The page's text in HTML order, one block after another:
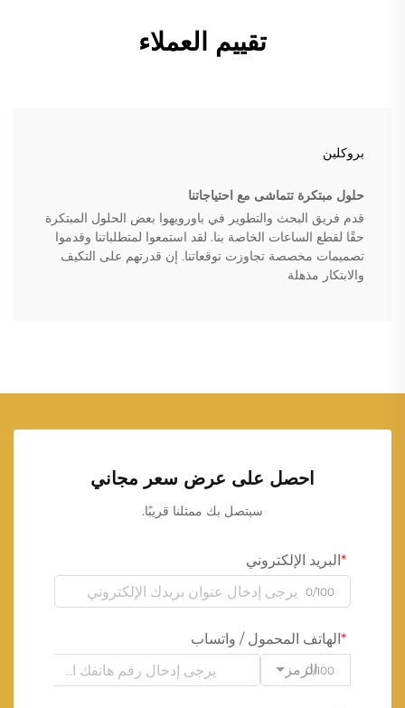
تقييم العملاء
بروكلين
حلول مبتكرة تتماشى مع احتياجاتنا
قدم فريق البحث والتطوير في باورويهوا بعض الحلول المبتكرة
حقًا لقطع الساعات الخاصة بنا. لقد استمعوا لمتطلباتنا وقدموا
تصميمات مخصصة تجاوزت توقعاتنا. إن قدرتهم على التكيف
والابتكار مذهلة
احصل على عرض سعر مجاني
سيتصل بك ممثلنا قريبًا.
البريد الإلكتروني
0/100
الهاتف المحمول / واتساب
الرمز0/100